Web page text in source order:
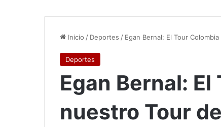
Inicio / Deportes / Egan Bernal: El Tour
Deportes
Egan Bernal:
nuestro Tour